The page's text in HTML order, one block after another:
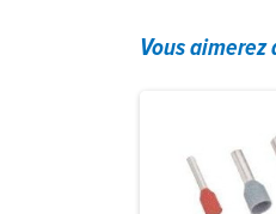
Vous aimerez